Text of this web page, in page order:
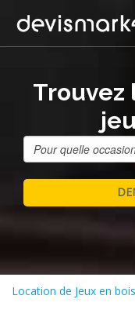
Trouvez
Location de Jeux en bois